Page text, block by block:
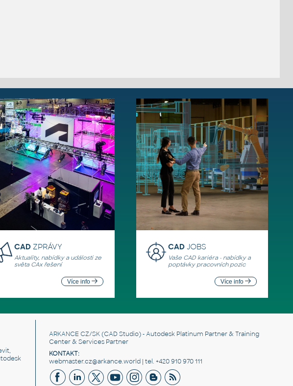
CAD ZPRÁVY
Aktuality, nabídky a události ze
světa CAx řešení
Více info
CADJOBS
Vaše CAD kariéra - nabídky a
poptávky pracovních pozic
Více info
ARKANCE CZ/SK(CAD Studio) - Autodesk Platinum Partner & Training
Center & Services Partner
KONTAKT:
webmaster.cz@arkance.world | tel. +420 910 970 111